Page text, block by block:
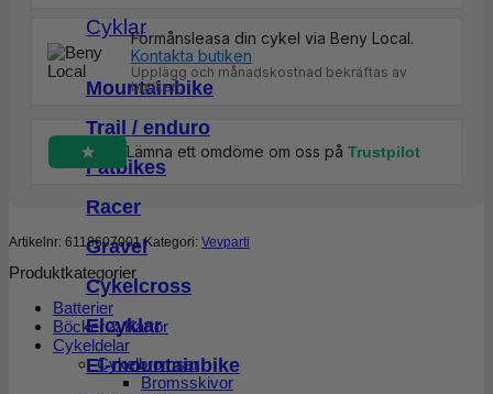
Cyklar
Mountainbike
Trail / enduro
Fatbikes
Racer
Gravel
Cykelcross
Elcyklar
El-mountainbike
Förmånsleasa din cykel via Beny Local.
Kontakta butiken
Upplägg och månadskostnad bekräftas av
butiken.
Lämna ett omdöme om oss på Trustpilot
Artikelnr: 6118607001 Kategori: Vevparti
Produktkategorier
Batterier
Böcker & Kartor
Cykeldelar
Cykelbromsar
Bromsskivor